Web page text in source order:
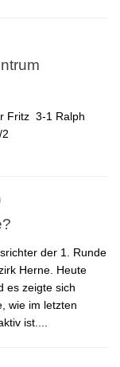
Fritz 3-1 Ralph
1/2
der 1. Runde
Herne. Heute
es zeigte sich
wie im letzten
ist....